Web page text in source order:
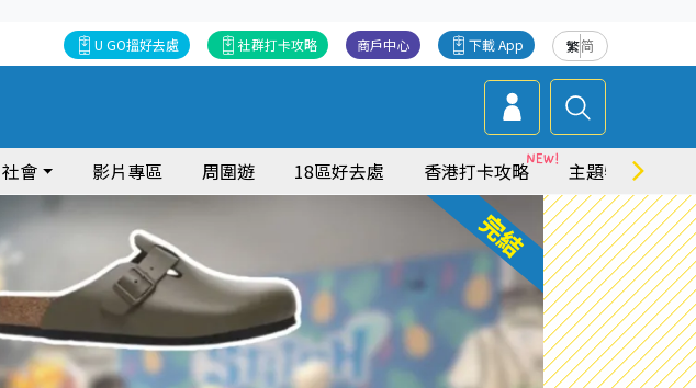
繁简
下載 App
商戶中心
社群打卡攻略
U GO搵好去處
社會 影片專區 周圍遊 18區好去處 香港打卡攻略 主題特集